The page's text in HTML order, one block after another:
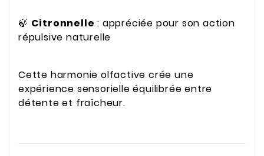
🍃 Citronnelle : appréciée pour son action
répulsive naturelle
Cette harmonie olfactive crée une
expérience sensorielle équilibrée entre
détente et fraîcheur.